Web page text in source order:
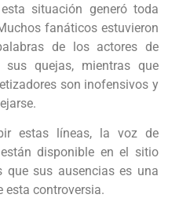
situación generó toda
fanáticos estuvieron
de los actores de
quejas, mientras que
son inofensivos y
estas líneas, la voz de
disponible en el sitio
que sus ausencias es una
esta controversia.